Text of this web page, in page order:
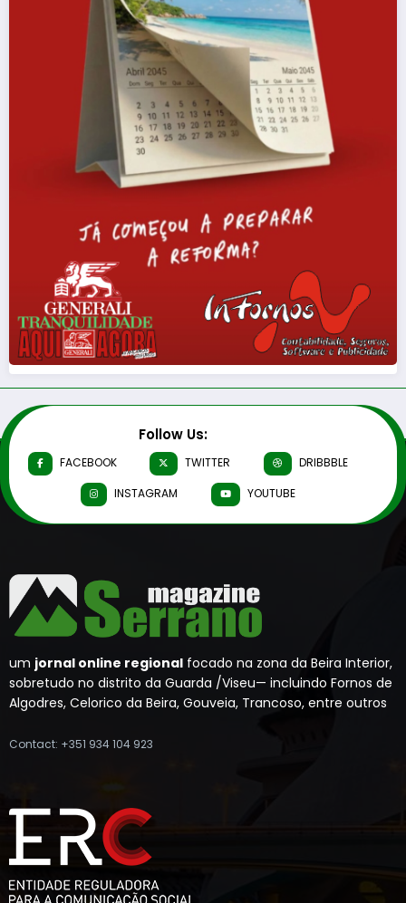
Follow Us:
FACEBOOK TWITTER
DRIBBBLE
INSTAGRAM
YOUTUBE
um jornal online regional focado na zona da Beira Interior,
sobretudo no distrito da Guarda /Viseu— incluindo Fornos de
Algodres, Celorico da Beira, Gouveia, Trancoso, entre outros
Contact: +351 934 104 923